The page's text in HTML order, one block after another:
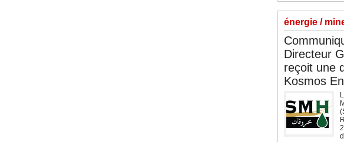
énergie /
Directeur
reçoit une
Kosmos